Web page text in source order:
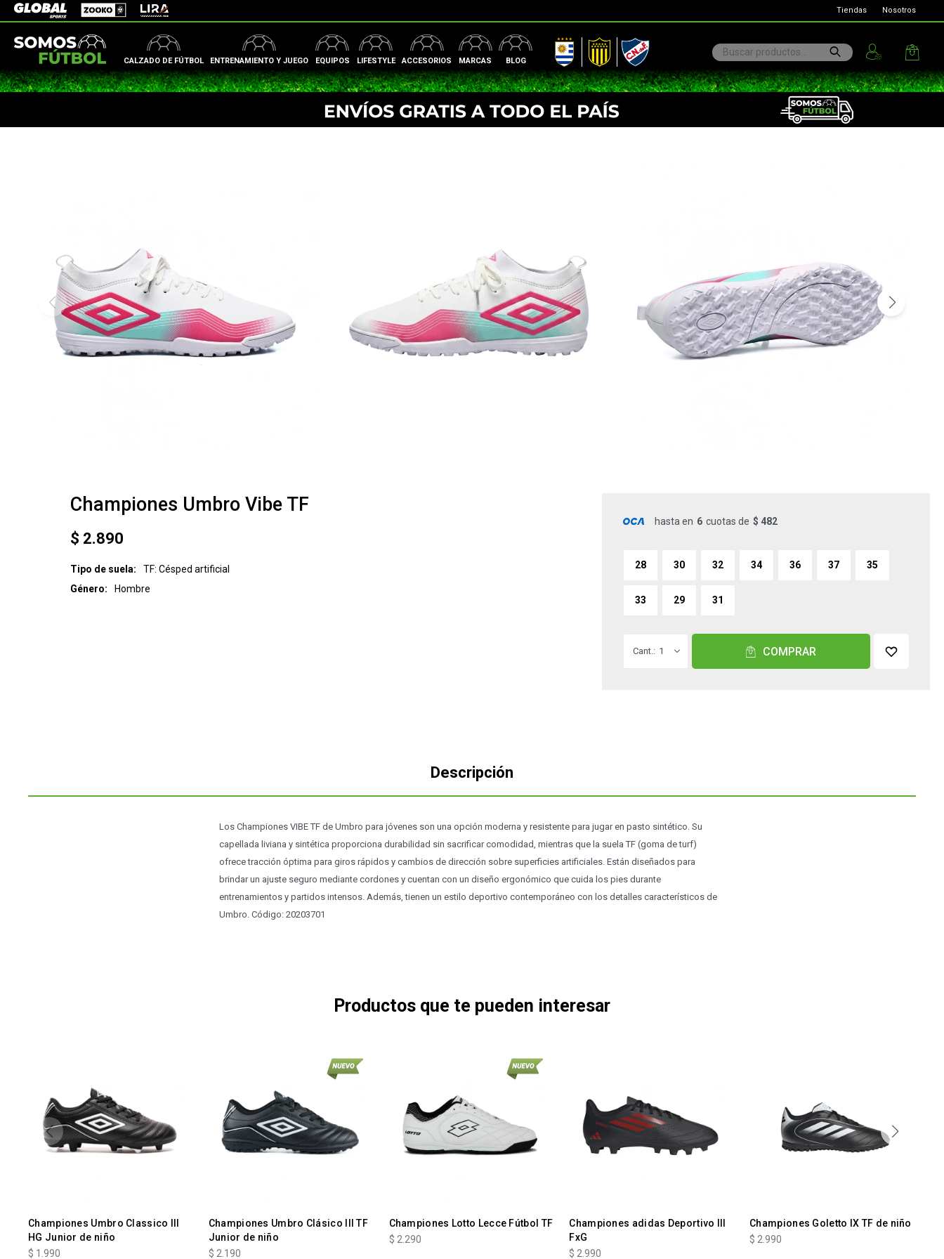
CALZADO DE FÚTBOL ENTRENAMIENTO Y JUEGO EQUIPOS LIFESTYLE ACCESORIOS MARCAS BLOG
AUF Peñarol Nacional
Global Sports Zooko Lira Tiendas Nosotros
Championes Umbro Vibe TF
$ 2.890
Tipo de suela
TF: Césped artificial
Género
Hombre
hasta en 6 cuotas de $ 482
28 30 32 34 36 37 35
33 29 31
1 COMPRAR
Descripción
Los Championes VIBE TF de Umbro para jóvenes son una opción moderna y resistente para jugar en pasto sintético. Su
capellada liviana y sintética proporciona durabilidad sin sacrificar comodidad, mientras que la suela TF (goma de turf)
ofrece tracción óptima para giros rápidos y cambios de dirección sobre superficies artificiales. Están diseñados para
brindar un ajuste seguro mediante cordones y cuentan con un diseño ergonómico que cuida los pies durante
entrenamientos y partidos intensos. Además, tienen un estilo deportivo contemporáneo con los detalles característicos de
Umbro. Código: 20203701
Productos que te pueden interesar
Championes Umbro Classico III
HG Junior de niño
$ 1.990
Championes Umbro Clásico III TF
Junior de niño
$ 2.190
Championes Lotto Lecce Fútbol TF
$ 2.290
Championes adidas Deportivo III
FxG
$ 2.990
Championes Goletto IX TF de niño
$ 2.990